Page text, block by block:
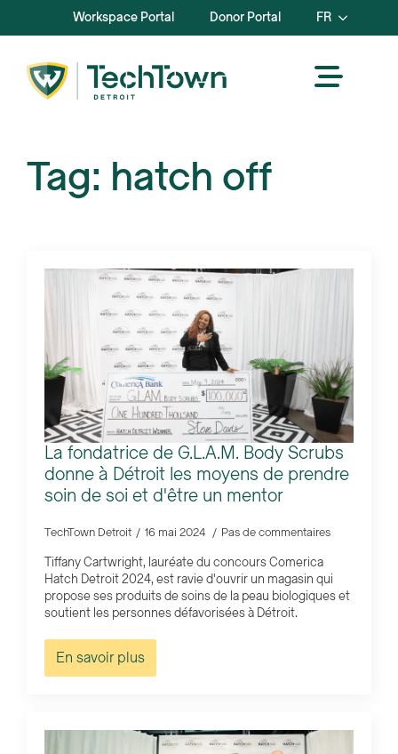
Workspace Portal Donor Portal FR
Tag: hatch off
La fondatrice de G.L.A.M. Body Scrubs
donne à Détroit les moyens de prendre
soin de soi et d'être un mentor
TechTown Detroit 16 mai 2024 Pas de commentaires
Tiffany Cartwright, lauréate du concours Comerica
Hatch Detroit 2024, est ravie d'ouvrir un magasin qui
propose ses produits de soins de la peau biologiques et
soutient les personnes défavorisées à Détroit.
En savoir plus